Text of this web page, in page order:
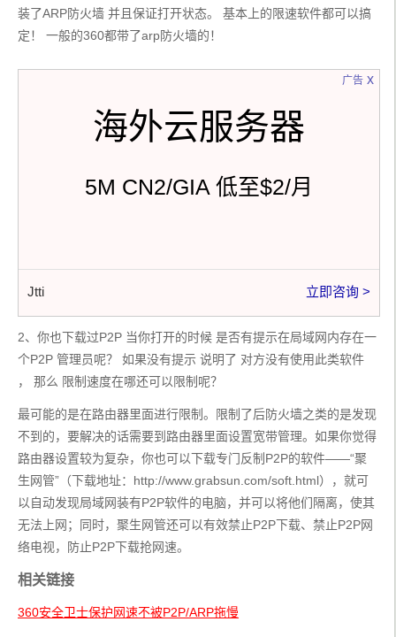
装了ARP防火墙 并且保证打开状态。 基本上的限速软件都可以搞
定！ 一般的360都带了arp防火墙的！
广告
海外云服务器
5M CN2/GIA 低至$2/月
Jtti 立即咨询 >
x
2、你也下载过P2P 当你打开的时候 是否有提示在局域网内存在一
个P2P 管理员呢？ 如果没有提示 说明了 对方没有使用此类软件
， 那么 限制速度在哪还可以限制呢？
最可能的是在路由器里面进行限制。限制了后防火墙之类的是发现
不到的，要解决的话需要到路由器里面设置宽带管理。如果你觉得
路由器设置较为复杂，你也可以下载专门反制P2P的软件——“聚
生网管”（下载地址：http://www.grabsun.com/soft.html），就可
以自动发现局域网装有P2P软件的电脑，并可以将他们隔离，使其
无法上网；同时，聚生网管还可以有效禁止P2P下载、禁止P2P网
络电视，防止P2P下载抢网速。
相关链接
360安全卫士保护网速不被P2P/ARP拖慢